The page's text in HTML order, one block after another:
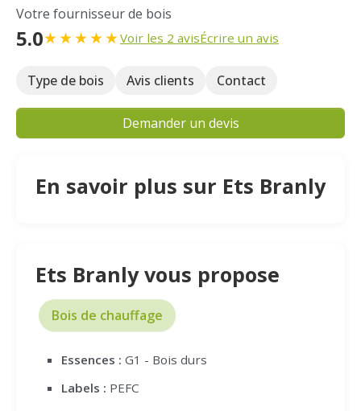
Votre fournisseur de bois
5.0★★★★★Voir les 2 avisÉcrire un avis
Type de bois Avis clients Contact
Demander un devis
En savoir plus sur Ets Branly
Ets Branly vous propose
Bois de chauffage
Essences : G1 - Bois durs
Labels : PEFC